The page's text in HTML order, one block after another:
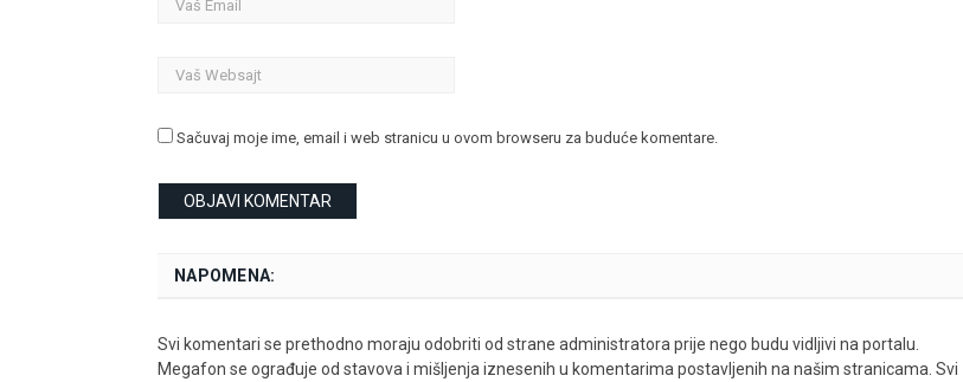
Sačuvaj moje ime, email i web stranicu u ovom browseru za buduće komentare.
NAPOMENA:
Svi komentari se prethodno moraju odobriti od strane administratora prije nego budu vidljivi na portalu.
Megafon se ograđuje od stavova i mišljenja iznesenih u komentarima postavljenih na našim stranicama. Svi